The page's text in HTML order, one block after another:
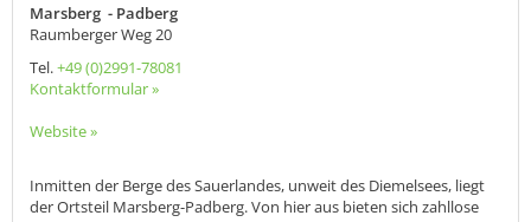
Marsberg - Padberg
Raumberger Weg 20
Tel.+49 (0)2991-78081
Kontaktformular »
Website »
Inmitten der Berge des Sauerlandes, unweit des Diemelsees, liegt
der Ortsteil Marsberg-Padberg. Von hier aus bieten sich zahllose